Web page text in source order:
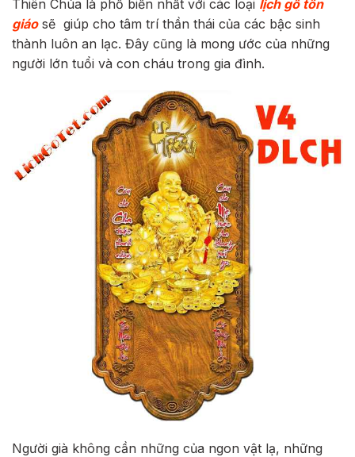
Thiên Chúa là phổ biến nhất với các loại lịch gỗ tôn
giáosẽ giúp cho tâm trí thần thái của các bậc sinh
thành luôn an lạc. Đây cũng là mong ước của những
người lớn tuổi và con cháu trong gia đình.
Người già không cần những của ngon vật lạ, những